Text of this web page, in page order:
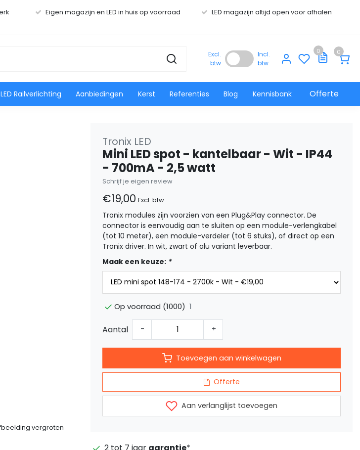
Eigen magazijn en LED in huis op voorraad LED magazijn altijd open voor afhalen
Excl.
btw
Incl.
btw
0 0
LED Railverlichting Aanbiedingen Kerst Referenties Blog Kennisbank Offerte
vergroten
Tronix LED
Mini LED spot - kantelbaar - Wit - IP44
- 700mA - 2,5 watt
Schrijf je eigen review
€19,00 Excl. btw
Tronix modules zijn voorzien van een Plug&Play connector. De
connector is eenvoudig aan te sluiten op een module-verlengkabel
(tot 10 meter), een module-verdeler (tot 6 stuks), of direct op een
Tronix driver. In wit, zwart of alu variant leverbaar.
Maak een keuze: *
Op voorraad (1000) 1
Aantal - +
Toevoegen aan winkelwagen
Offerte
Aan verlanglijst toevoegen